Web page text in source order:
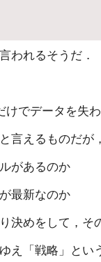
われるそうだ．
けでデータを失
言えるものだが，
があるのか
最新なのか
決めをして，そ
え「戦略」とい